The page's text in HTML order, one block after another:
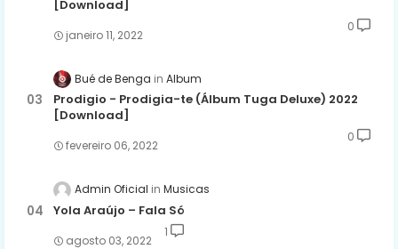
[Download]
janeiro 11, 2022
0
Bué de Benga Album
Prodigio - Prodigia-te (Álbum Tuga Deluxe) 2022
[Download]
fevereiro 06, 2022
0
Admin Oficial Musicas
Yola Araújo – Fala Só
agosto 03, 2022
1